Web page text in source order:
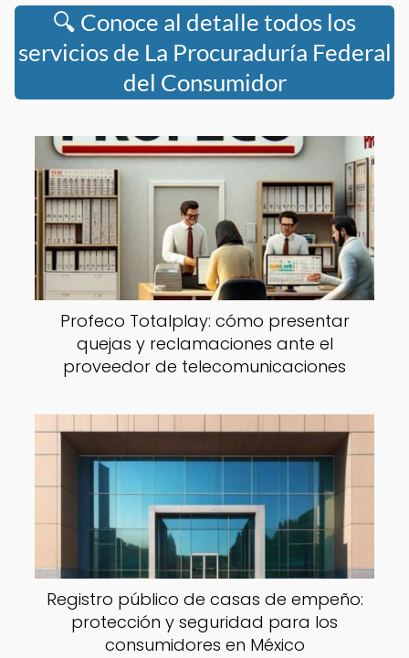
🔍 Conoce al detalle todos los
servicios de La Procuraduría Federal
del Consumidor
Profeco Totalplay: cómo presentar
quejas y reclamaciones ante el
proveedor de telecomunicaciones
Registro público de casas de empeño:
protección y seguridad para los
consumidores en México